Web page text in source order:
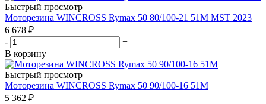
Быстрый просмотр
Моторезина WINCROSS Rymax 50 80/100-21 51M MST 2023
6 678 ₽
-
+
В корзину
Быстрый просмотр
Моторезина WINCROSS Rymax 50 90/100-16 51M
5 362 ₽